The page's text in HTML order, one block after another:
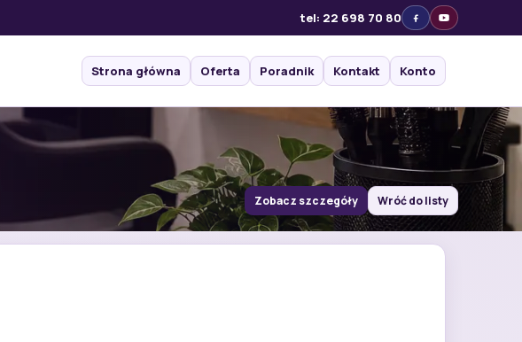
tel: 22 698 70 80
Strona główna Oferta Poradnik Kontakt Konto
Zobacz szczegóły Wróć do listy